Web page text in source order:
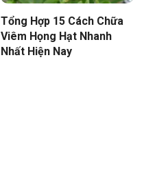
Tổng Hợp 15 Cách Chữa
Viêm Họng Hạt Nhanh
Nhất Hiện Nay